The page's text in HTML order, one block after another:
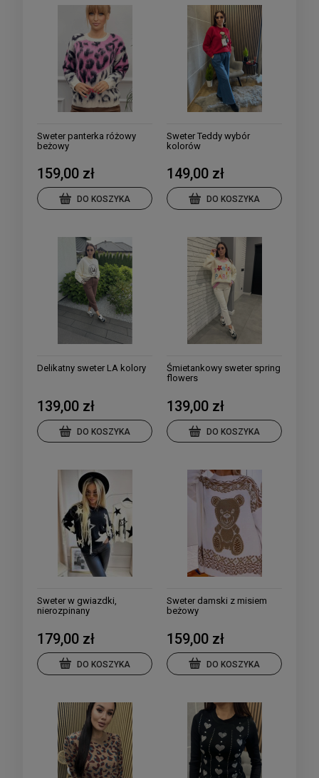
Sweter panterka różowy
beżowy
159,00 zł
DO KOSZYKA
Sweter Teddy wybór
kolorów
149,00 zł
DO KOSZYKA
Delikatny sweter LA kolory
139,00 zł
DO KOSZYKA
Śmietankowy sweter spring
flowers
139,00 zł
DO KOSZYKA
Sweter w gwiazdki,
nierozpinany
179,00 zł
DO KOSZYKA
Sweter damski z misiem
beżowy
159,00 zł
DO KOSZYKA